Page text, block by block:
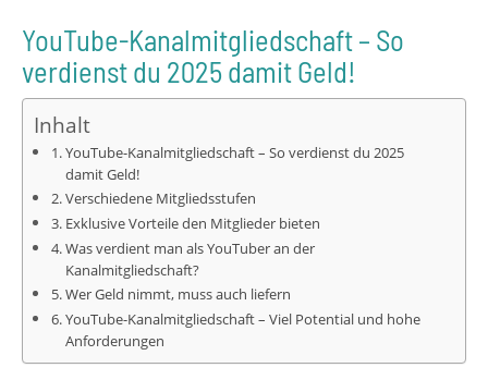
YouTube-Kanalmitgliedschaft – So
verdienst du 2025 damit Geld!
Inhalt
YouTube-Kanalmitgliedschaft – So verdienst du 2025
damit Geld!
Verschiedene Mitgliedsstufen
Exklusive Vorteile den Mitglieder bieten
Was verdient man als YouTuber an der
Kanalmitgliedschaft?
Wer Geld nimmt, muss auch liefern
YouTube-Kanalmitgliedschaft – Viel Potential und hohe
Anforderungen